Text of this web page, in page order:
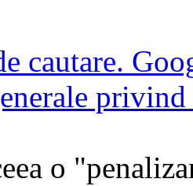
cautare.
privind
o